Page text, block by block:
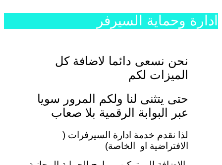
ادارة وحماية السيرفر
نحن نسعى دائما لاضافة كل
الميزات لكم
حتى يتثنى لنا ولكم المرور سويا
عبر البوابة الرقمية بلا صعاب
لذا نقدم خدمة ادارة السيرفرات (
الافتراضية او الخاصة)